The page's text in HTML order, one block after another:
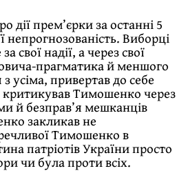
дії прем’єрки за останні 5
непрогнозованість. Виборці
свої надії, а через свої
прагматика й меншого
усіма, привертав до себе
критикував Тимошенко через
й безправ’я мешканців
закликав не
Тимошенко в
патріотів України просто
чи була проти всіх.